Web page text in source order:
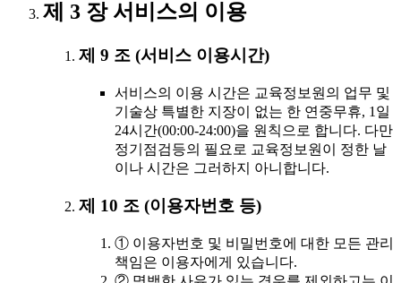
제 3 장 서비스의 이용
제 9 조 (서비스 이용시간)
서비스의 이용 시간은 교육정보원의 업무 및
기술상 특별한 지장이 없는 한 연중무휴, 1일
24시간(00:00-24:00)을 원칙으로 합니다. 다만
정기점검등의 필요로 교육정보원이 정한 날
이나 시간은 그러하지 아니합니다.
제 10 조 (이용자번호 등)
① 이용자번호 및 비밀번호에 대한 모든 관리
책임은 이용자에게 있습니다.